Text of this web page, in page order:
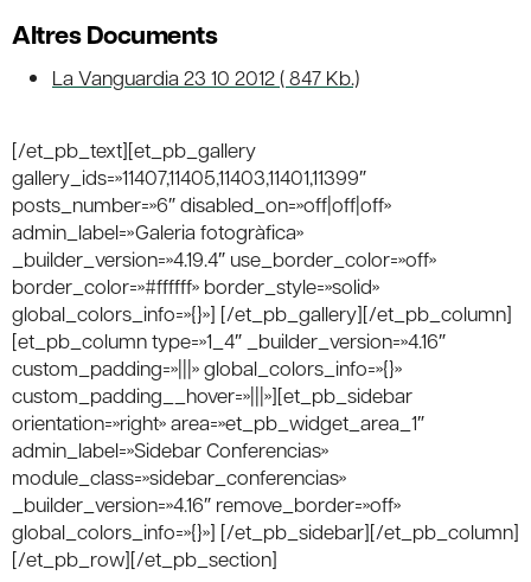
Altres Documents
La Vanguardia 23 10 2012 ( 847 Kb.)
[/et_pb_text][et_pb_gallery
gallery_ids=»11407,11405,11403,11401,11399″
posts_number=»6″ disabled_on=»off|off|off»
admin_label=»Galeria fotogràfica»
_builder_version=»4.19.4″ use_border_color=»off»
border_color=»#ffffff» border_style=»solid»
global_colors_info=»{}»] [/et_pb_gallery][/et_pb_column]
[et_pb_column type=»1_4″ _builder_version=»4.16″
custom_padding=»|||» global_colors_info=»{}»
custom_padding__hover=»|||»][et_pb_sidebar
orientation=»right» area=»et_pb_widget_area_1″
admin_label=»Sidebar Conferencias»
module_class=»sidebar_conferencias»
_builder_version=»4.16″ remove_border=»off»
global_colors_info=»{}»] [/et_pb_sidebar][/et_pb_column]
[/et_pb_row][/et_pb_section]